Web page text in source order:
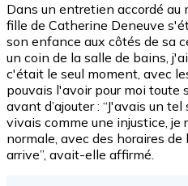
Dans un entretien accordé au
fille de Catherine Deneuve
son enfance aux côtés de sa
un coin de la salle de bains,
c'était le seul moment, avec
pouvais l'avoir pour moi toute
avant d’ajouter : “J'avais un
vivais comme une injustice, je
normale, avec des horaires de
arrive”, avait-elle affirmé.